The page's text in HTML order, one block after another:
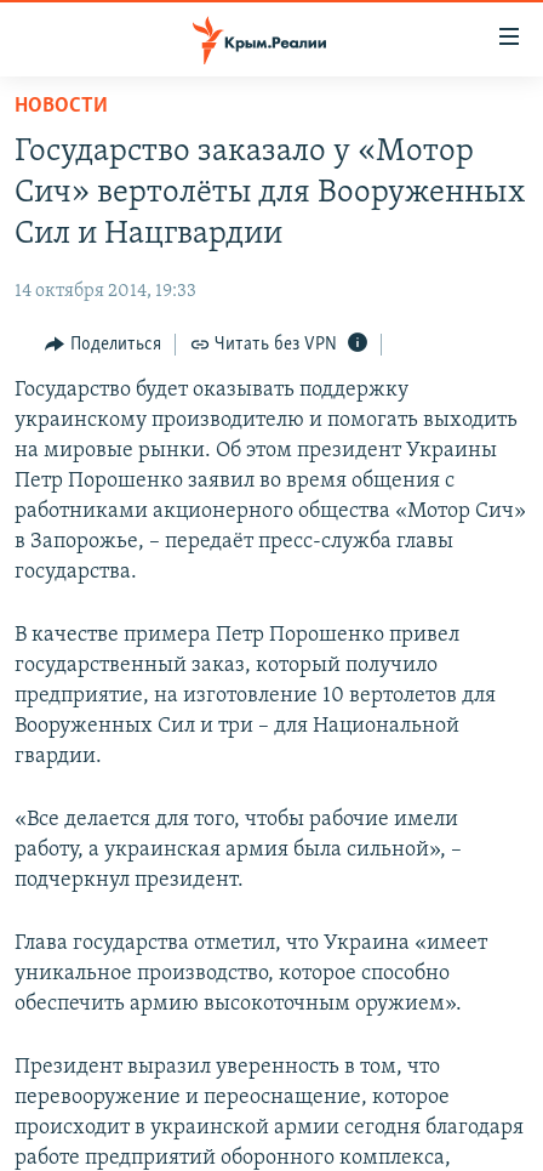
Вернуться
основному
содержанию
Вернутся
главной
навигации
Вернутся
поиску
СПЕЦПРОЕКТЫ
11 ЛЕТ ОККУПАЦИИ КРЫМА. 11 ИСТОРИЙ СОПРОТИВЛЕНИЯ
ВОДА
ЕЩЕ
ИНТЕРАКТИВ
ИНФОГРАФИКА
ТЕЛЕПРОЕКТ КРЫМ.РЕАЛИИ
СОВЕТЫ ПРАВОЗАЩИТНИКОВ
ПРОПАВШИЕ БЕЗ ВЕСТИ
ПОБЕДИТЕЛЕЙ НЕ СУДЯТ?
УКРАИНСКАЯ ПРОБЛЕМА КРЫМА
РАДІО СВОБОДА
КАК ОБОЙТИ БЛОКИРОВКУ
Українською
Qırımtatar
ПРИСОЕДИНЯЙТЕСЬ!
Все сайты RFE/RL
НОВОСТИ
Государство заказало у «Мотор
Сич» вертолёты для Вооруженных
Сил и Нацгвардии
14 октября 2014, 19:33
Поделиться Читать без VPN
Государство будет оказывать поддержку
украинскому производителю и помогать выходить
на мировые рынки. Об этом президент Украины
Петр Порошенко заявил во время общения с
работниками акционерного общества «Мотор Сич»
в Запорожье, – передаёт пресс-служба главы
государства.
В качестве примера Петр Порошенко привел
государственный заказ, который получило
предприятие, на изготовление 10 вертолетов для
Вооруженных Сил и три – для Национальной
гвардии.
«Все делается для того, чтобы рабочие имели
работу, а украинская армия была сильной», –
подчеркнул президент.
Глава государства отметил, что Украина «имеет
уникальное производство, которое способно
обеспечить армию высокоточным оружием».
Президент выразил уверенность в том, что
перевооружение и переоснащение, которое
происходит в украинской армии сегодня благодаря
работе предприятий оборонного комплекса,